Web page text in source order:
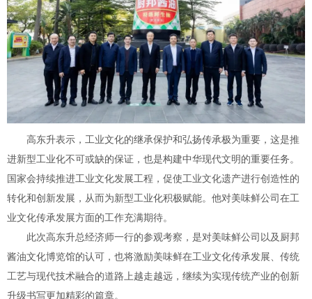
高东升表示，工业文化的继承保护和弘扬传承极为重要，这是推
进新型工业化不可或缺的保证，也是构建中华现代文明的重要任务。
国家会持续推进工业文化发展工程，促使工业文化遗产进行创造性的
转化和创新发展，从而为新型工业化积极赋能。他对美味鲜公司在工
业文化传承发展方面的工作充满期待。
此次高东升总经济师一行的参观考察，是对美味鲜公司以及厨邦
酱油文化博览馆的认可，也将激励美味鲜在工业文化传承发展、传统
工艺与现代技术融合的道路上越走越远，继续为实现传统产业的创新
升级书写更加精彩的篇章。